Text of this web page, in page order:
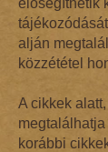
elősegíthetik
alján
közzététel
A cikkek
korábbi